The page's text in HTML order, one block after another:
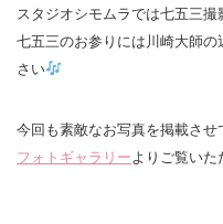
スタジオシモムラでは七五三
七五三のお参りには川崎大師
さい
今回も素敵なお写真を掲載させ
フォトギャラリーよりご覧い